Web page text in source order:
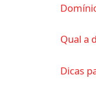
Qual a
Dicas